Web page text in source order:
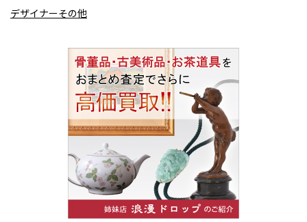
デザイナーその他